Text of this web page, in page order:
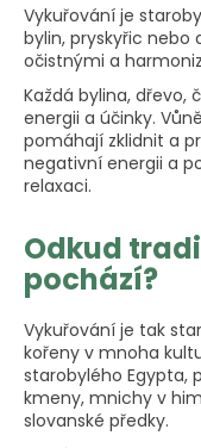
Vykuřování je
bylin, pryskyřic nebo
očistnými a
Každá bylina, dřevo,
energii a účinky.
pomáhají zklidnit a
negativní energii a
relaxaci.
Odkud
pochází?
Vykuřování je tak
kořeny v mnoha
starobylého Egypta,
kmeny, mnichy v
slovanské předky.
o
r
u
č
u
j
e
m